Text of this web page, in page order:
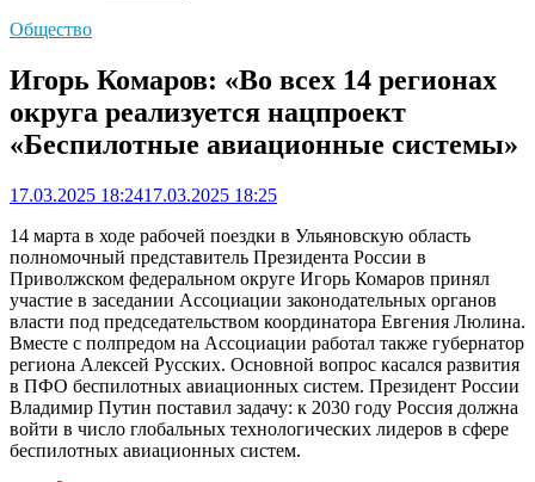
Общество
Игорь Комаров: «Во всех 14 регионах
округа реализуется нацпроект
«Беспилотные авиационные системы»
17.03.2025 18:2417.03.2025 18:25
14 марта в ходе рабочей поездки в Ульяновскую область
полномочный представитель Президента России в
Приволжском федеральном округе Игорь Комаров принял
участие в заседании Ассоциации законодательных органов
власти под председательством координатора Евгения Люлина.
Вместе с полпредом на Ассоциации работал также губернатор
региона Алексей Русских. Основной вопрос касался развития
в ПФО беспилотных авиационных систем. Президент России
Владимир Путин поставил задачу: к 2030 году Россия должна
войти в число глобальных технологических лидеров в сфере
беспилотных авиационных систем.